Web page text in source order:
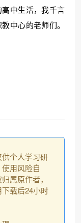
中生活，我千言
中心的老师们。
个人学习研
用风险自
属原作者，
载后24小时